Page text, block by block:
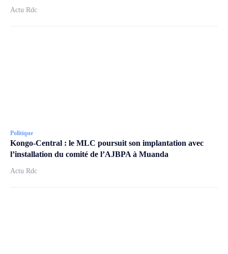
Actu Rdc
Politique
Kongo-Central : le MLC poursuit son implantation avec
l’installation du comité de l’AJBPA à Muanda
Actu Rdc